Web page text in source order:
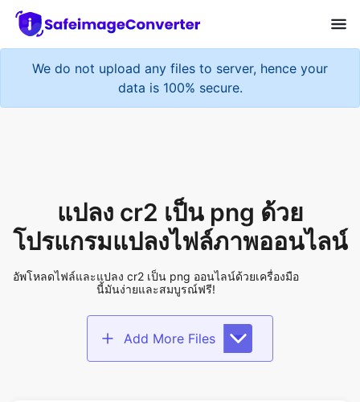
We do not upload any files to server, hence your
data is 100% secure.
อัพโหลดไฟล์และแปลง cr2 เป็น png ออนไลน์ด้วยเครื่องมือ
นี้มันง่ายและสมบูรณ์ฟรี!
Add More Files